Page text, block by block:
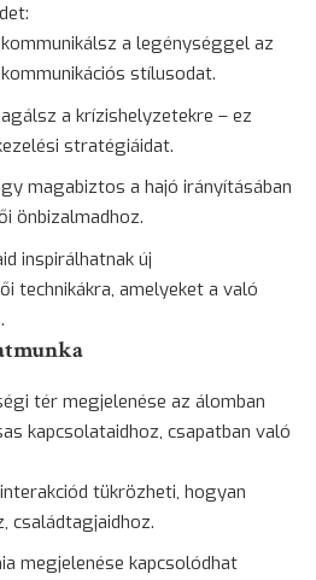
a legénységgel az
stílusodat.
a krízishelyzetekre – ez
stratégiáidat.
magabiztos a hajó irányításában
önbizalmadhoz.
inspirálhatnak új
technikákra, amelyeket a való
tér megjelenése az álomban
kapcsolataidhoz, csapatban való
tükrözheti, hogyan
családtagjaidhoz.
megjelenése kapcsolódhat